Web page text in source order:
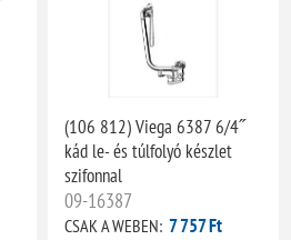
(106 812) Viega 6387 6/4˝
kád le- és túlfolyó készlet
szifonnal
09-16387
CSAK A WEBEN: 7 757 Ft